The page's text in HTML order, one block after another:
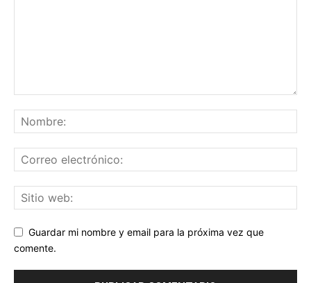
Guardar mi nombre y email para la próxima vez que
comente.